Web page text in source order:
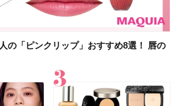
の「ピンクリップ」おすすめ8選！ 唇の
イベストコスメ５選】大人になって開眼
…
の「ピンクリップ」おすすめ8選！ 唇の
フレグランス」ランキングTOP5！＜美
エットや腸活におすすめの食品・ドリン
におすすめの髪型30選！ 若く見える・手
で当たる】中国割烹旅館 掬水亭の宿泊券
色追加！「ウォータリーティントリップ